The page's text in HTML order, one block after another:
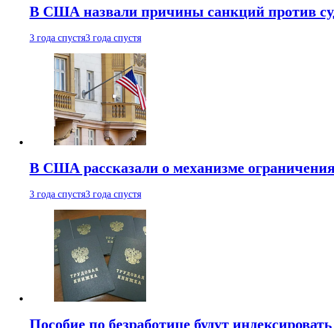
В США назвали причины санкций против
3 года спустя3 года спустя
В США рассказали о механизме
3 года спустя3 года спустя
Пособие по безработице будут